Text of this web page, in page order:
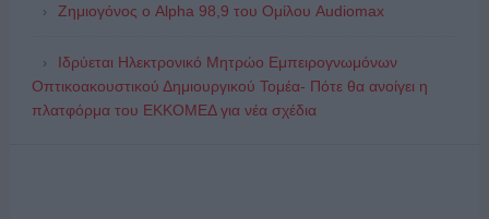
Ζημιογόνος ο Alpha 98,9 του Ομίλου Audiomax
Ιδρύεται Ηλεκτρονικό Μητρώο Εμπειρογνωμόνων
Οπτικοακουστικού Δημιουργικού Τομέα- Πότε θα ανοίγει η
πλατφόρμα του ΕΚΚΟΜΕΔ για νέα σχέδια